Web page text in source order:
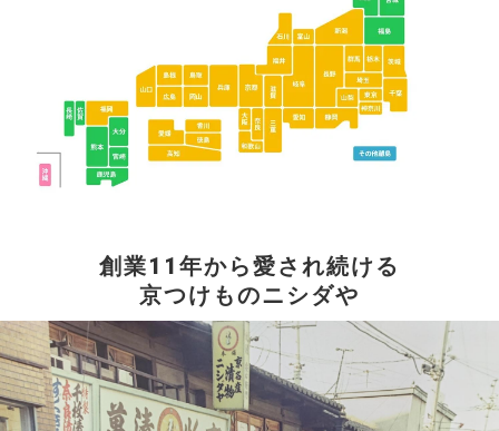
創業11年から愛され続ける
京つけものニシダや